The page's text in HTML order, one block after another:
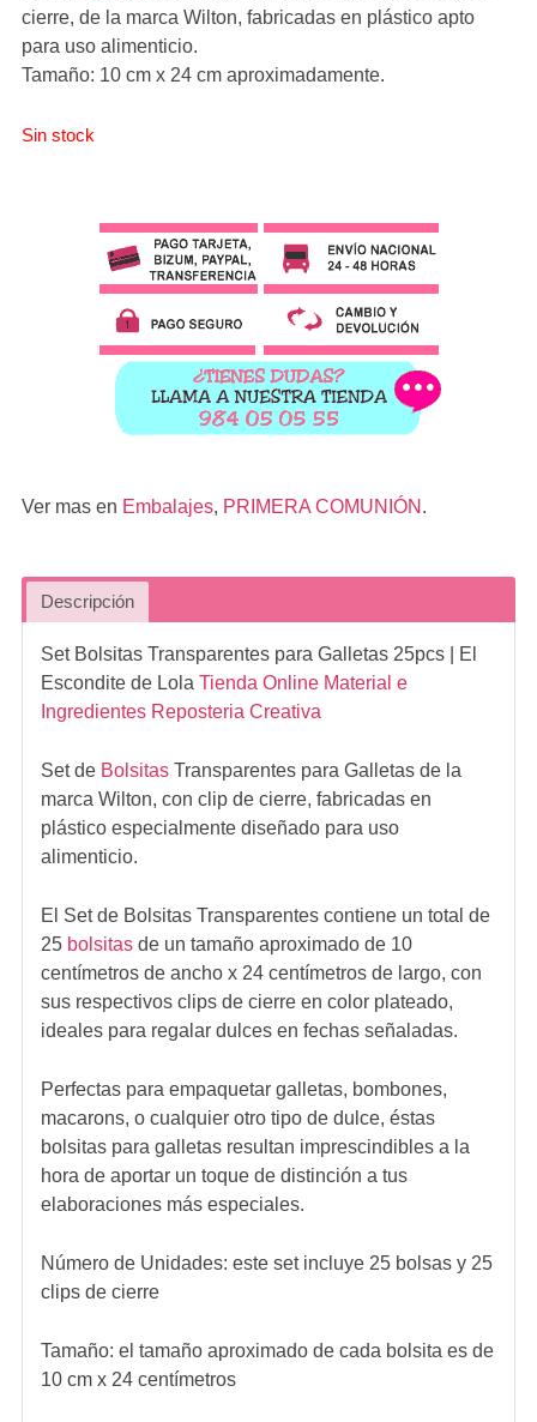
cierre, de la marca Wilton, fabricadas en plástico apto
para uso alimenticio.
Tamaño: 10 cm x 24 cm aproximadamente.
Sin stock
Ver mas en Embalajes, PRIMERA COMUNIÓN .
Descripción
Set Bolsitas Transparentes para Galletas 25pcs| El
Escondite de Lola Tienda Online Material e
Ingredientes Reposteria Creativa
Set de BolsitasTransparentes para Galletas de la
marca Wilton, con clip de cierre, fabricadas en
plástico especialmente diseñado para uso
alimenticio.
El Set de Bolsitas Transparentes contiene un total de
25 bolsitasde un tamaño aproximado de 10
centímetros de ancho x 24 centímetros de largo, con
sus respectivos clips de cierre en color plateado,
ideales para regalar dulces en fechas señaladas.
Perfectas para empaquetar galletas, bombones,
macarons, o cualquier otro tipo de dulce, éstas
bolsitas para galletas resultan imprescindibles a la
hora de aportar un toque de distinción a tus
elaboraciones más especiales.
Número de Unidades: este set incluye 25 bolsas y 25
clips de cierre
Tamaño: el tamaño aproximado de cada bolsita es de
10 cm x 24 centímetros